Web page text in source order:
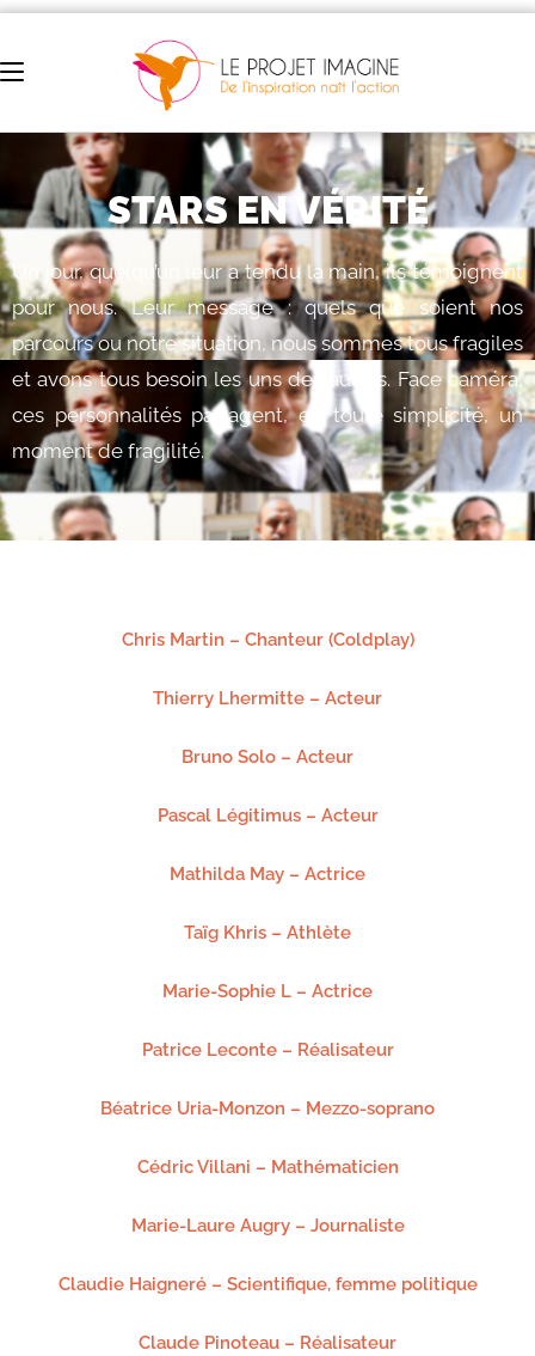
STARS EN VÉRITÉ
Un jour, quelqu’un leur a tendu la main, ils témoignent
pour nous. Leur message : quels que soient nos
parcours ou notre situation, nous sommes tous fragiles
et avons tous besoin les uns des autres. Face caméra,
ces personnalités partagent, en toute simplicité, un
moment de fragilité.
Chris Martin – Chanteur (Coldplay)
Thierry Lhermitte – Acteur
Bruno Solo – Acteur
Pascal Légitimus – Acteur
Mathilda May – Actrice
Taïg Khris – Athlète
Marie-Sophie L – Actrice
Patrice Leconte – Réalisateur
Béatrice Uria-Monzon – Mezzo-soprano
Cédric Villani – Mathématicien
Marie-Laure Augry – Journaliste
Claudie Haigneré – Scientifique, femme politique
Claude Pinoteau – Réalisateur